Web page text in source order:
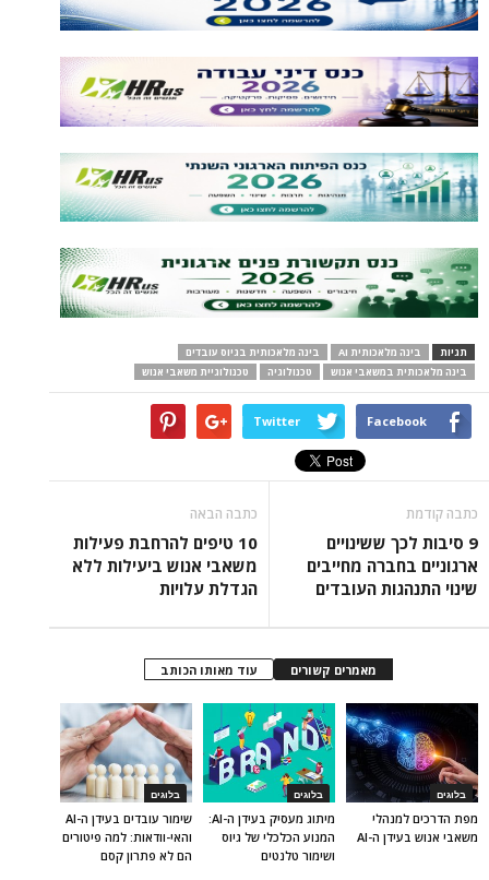
תגיות בינה מלאכותית AI
בינה מלאכותית בגיוס עובדים
בינה מלאכותית במשאבי אנוש
טכנולוגיה טכנולוגיית משאבי אנוש
Facebook
Twitter
כתבה קודמת
9 סיבות לכך ששינויים
ארגוניים בחברה מחייבים
שינוי התנהגות העובדים
כתבה הבאה
10 טיפים להרחבת פעילות
משאבי אנוש ביעילות ללא
הגדלת עלויות
מאמרים קשורים עוד מאותו הכותב
בלוגים
שימור עובדים בעידן ה-AI
והאי-וודאות: למה פיטורים
הם לא פתרון קסם
בלוגים
מיתוג מעסיק בעידן ה-AI:
המנוע הכלכלי של גיוס
ושימור טלנטים
בלוגים
מפת הדרכים למנהלי
משאבי אנוש בעידן ה-AI